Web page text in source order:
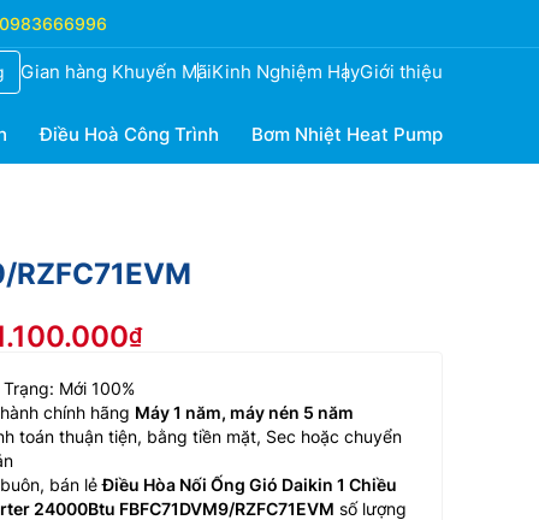
Gian hàng Khuyến MãiKinh Nghiệm HayGiới thiệu
Điều Hoà Công Trình Bơm Nhiệt Heat Pump
Mới 100%
chính hãng Máy 1 năm, máy nén 5 năm
toán thuận tiện, bằng tiền mặt, Sec hoặc chuyển
bán lẻĐiều Hòa Nối Ống Gió Daikin 1 Chiều
24000Btu FBFC71DVM9/RZFC71EVM số lượng